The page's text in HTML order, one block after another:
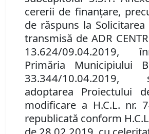
cererii de finanţare,
de răspuns la
transmisă de ADR
13.624/09.04.2019,
Primăria Municipiului
33.344/
adoptarea Proiectului
modificare a H.C.L. nr.
republicată conform